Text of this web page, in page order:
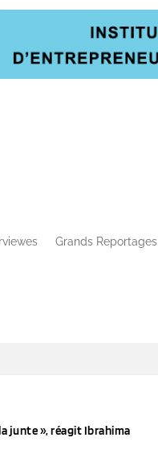
Grands Reportages
junte », réagit Ibrahima